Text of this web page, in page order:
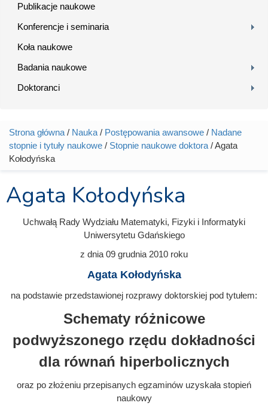
Publikacje naukowe
Konferencje i seminaria
Koła naukowe
Badania naukowe
Doktoranci
Jesteś tutaj
Strona główna / Nauka / Postępowania awansowe / Nadane
stopnie i tytuły naukowe / Stopnie naukowe doktora / Agata
Kołodyńska
Agata Kołodyńska
Uchwałą Rady Wydziału Matematyki, Fizyki i Informatyki
Uniwersytetu Gdańskiego
z dnia 09 grudnia 2010 roku
Agata Kołodyńska
na podstawie przedstawionej rozprawy doktorskiej pod tytułem:
Schematy różnicowe
podwyższonego rzędu dokładności
dla równań hiperbolicznych
oraz po złożeniu przepisanych egzaminów uzyskała stopień
naukowy